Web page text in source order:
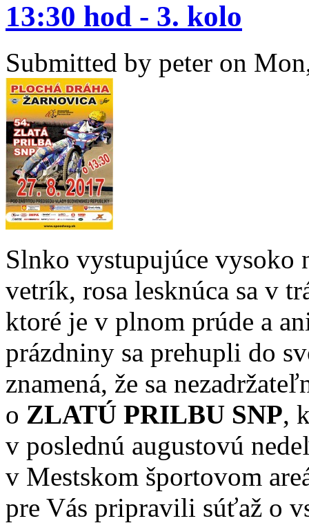
13:30 hod - 3. kolo
Submitted by peter on
Slnko vystupujúce vysoko
vetrík, rosa lesknúca sa v
ktoré je v plnom prúde a
prázdniny sa prehupli do
znamená, že sa
o ZLATÚ PRILBU SNP,
v poslednú augustovú
v Mestskom športovom
pre Vás pripravili súťaž o